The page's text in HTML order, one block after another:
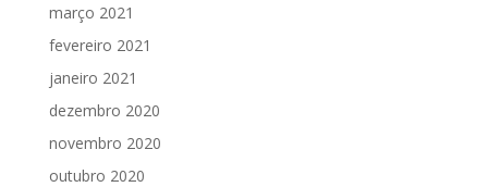
março 2021
fevereiro 2021
janeiro 2021
dezembro 2020
novembro 2020
outubro 2020